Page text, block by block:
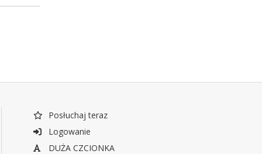
Posłuchaj teraz
Logowanie
DUŻA CZCIONKA